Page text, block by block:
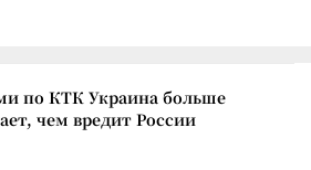
по КТК Украина больше
чем вредит России